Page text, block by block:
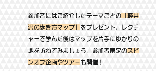
参加者にはご紹介したテーマごとの 「軽井
沢の歩き方マップ」 をプレゼント。レクチ
ャーで学んだ後はマップを片手にゆかりの
地を訪ねてみましょう。参加者限定のスピ
ンオフ企画やツアーも開催！